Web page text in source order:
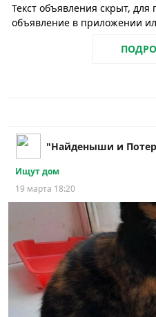
Текст объявления скрыт, для
объявление в приложении
"Найденыши и
Ищут дом
19 марта 18:20